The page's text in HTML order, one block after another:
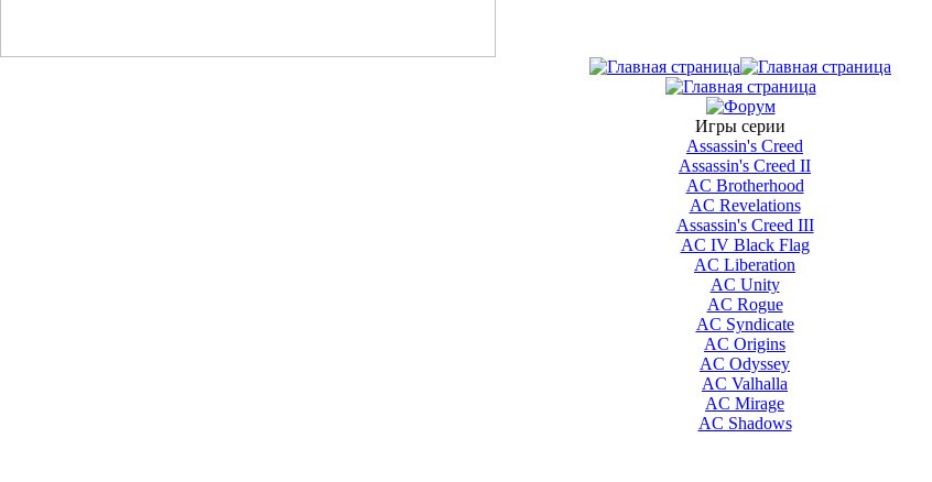
Игры серии
Assassin's Creed
Assassin's Creed II
AС Brotherhood
AC Revelations
Assassin's Creed III
AC IV Black Flag
AC Liberation
AC Unity
AC Rogue
AC Syndicate
AC Origins
AC Odyssey
AC Valhalla
AC Mirage
AC Shadows